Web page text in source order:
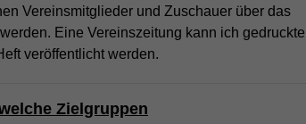
Vereinsmitglieder und Zuschauer über das
Eine Vereinszeitung kann ich
veröffentlicht werden.
Zielgruppen